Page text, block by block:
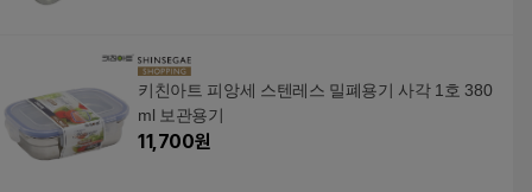
키친아트 피앙세 스텐레스 밀폐용기 사각 1호 380
ml 보관용기
11,700원